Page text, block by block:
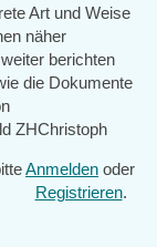
Art und Weise
näher
berichten
die Dokumente
ZHChristoph
Anmelden oder
Registrieren.